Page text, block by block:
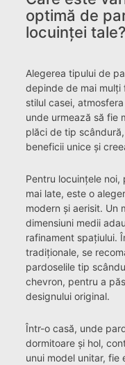
optimă de
locuinței tale?
Alegerea tipului de
depinde de mai mulți
stilul casei,
unde urmează să fie
plăci de tip
beneficii unice și
Pentru locuințele
mai late, este o
modern și aerisit. Un
dimensiuni medii
rafinament spațiului.
tradiționale, se
pardoselile tip
chevron, pentru a
designului original.
Într-o casă, unde
dormitoare și hol,
unui model unitar, fie